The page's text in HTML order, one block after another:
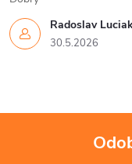
v
k
v
Radoslav
30.5.2026